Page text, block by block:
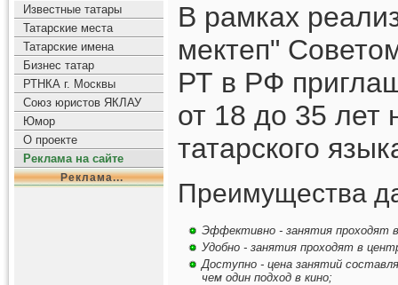
Известные татары
Татарские места
Татарские имена
Бизнес татар
РТНКА г. Москвы
Союз юристов ЯКЛАУ
Юмор
О проекте
Реклама на сайте
Реклама...
В рамках
мектеп"
РТ в РФ
от 18 до 35 лет
татарского
Преимущества
Эффективно - занятия проходят
Удобно - занятия проходят в
Доступно - цена занятий
чем один подход в кино;